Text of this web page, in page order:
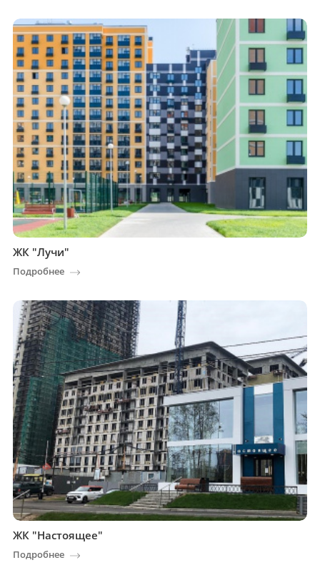
ЖК "Лучи"
Подробнее
ЖК "Настоящее"
Подробнее